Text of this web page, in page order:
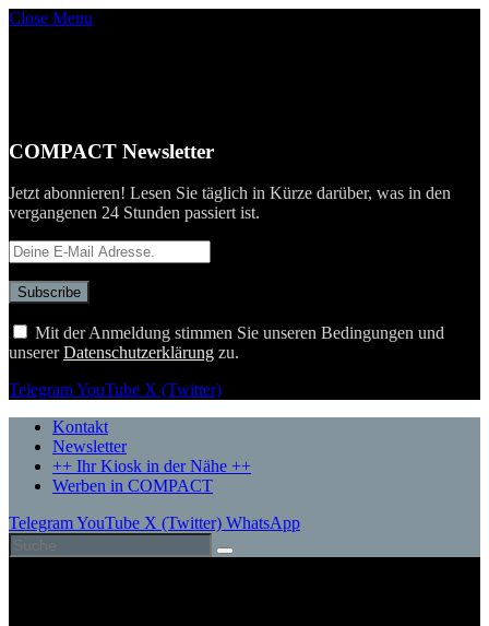
Close Menu
COMPACT Newsletter
Jetzt abonnieren! Lesen Sie täglich in Kürze darüber, was in den
vergangenen 24 Stunden passiert ist.
Mit der Anmeldung stimmen Sie unseren Bedingungen und
unsererDatenschutzerklärung zu.
TelegramYouTube X (Twitter)
Kontakt
Newsletter
++ Ihr Kiosk in der Nähe ++
Werben in COMPACT
TelegramYouTube X (Twitter) WhatsApp